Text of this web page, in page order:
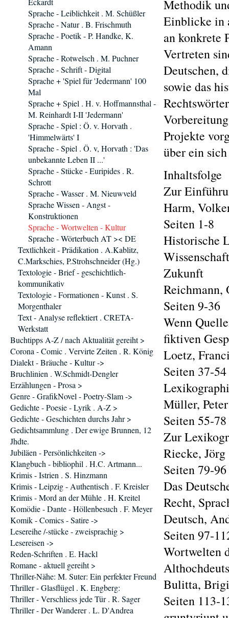
Methodik
Einblicke in
an konkrete
Vertreten
Deutschen,
sowie das
Projekte
über ein
Inhaltsfolge
Zur
Harm,
Seiten 1-8
Historische
Zukunft
Reichmann,
Seiten 9-36
Wenn
fiktiven
Loetz,
Seiten 37-54
Müller,
Seiten 55-78
Zur
Riecke, Jörg
Seiten 79-96
Das
Recht,
Deutsch,
Seiten 97-
Wortwelten
Bulitta,
Seiten 113-
Sprache - Leiblichkeit . M. Schüßler
Sprache - Natur . B. Frischmuth
Sprache - Poetik - P. Handke, K.
Amann
Sprache - Rotwelsch . M. Puchner
Sprache - Schrift - Digital
Sprache + 'Spiel für 'Jedermann' 100
Mal
Sprache + Spiel . H. v. Hoffmannsthal -
M. Reinhardt I-II 'Jedermann'
Sprache - Spiel : Ö. v. Horvath .
'Himmelwärts' I
Sprache - Spiel . Ö. v, Horvath : 'Das
unbekannte Leben II ...'
Sprache - Stücke - Euripides . R.
Schrott
Sprache - Wasser . M. Nieuwveld
Sprache Wissen - Angst -
Konstruktionen
Sprache - Wortwelten - Kultur
Sprache - Wörterbuch AT >< DE
Textlichkeit - Prädikation . A.Kablitz,
C.Markschies, P.Strohschneider (Hg.)
Textologie - Brief - geschichtlich-
kommunikativ
Textologie - Formationen - Kunst . S.
Morgenthaler
Text - Analyse reflektiert . CRETA-
Werkstatt
Buchtipps A-Z / nach Aktualität gereiht >
Corona - Comic . Vervirte Zeiten . R. König
Dialekt - Bräuche - Kultur ->
Bruchlinien . W.Schmidt-Dengler
Erzählungen - Prosa >
Genre - GrafikNovel - Poetry-Slam ->
Gedichte - Poesie - Lyrik . A-Z >
Gedichte - Geschichten durchs Jahr >
Gedichtsammlung . Der ewige Brunnen, 12
Jhdte.
Jubiläen - Persönlichkeiten ->
Klangbuch - bibliophil . H.C. Artmann...
Krimis - Istrien . S. Hinzmann
Krimis - Leipzig - Authentisch . F. Kreisler
Krimis - Mord an der Mühle . H. Kreitel
Komödie - Dante - Höllenbesuch . F. Meyer
Komik - Comics - Satire ->
Lesereihe /-stücke - zweisprachig >
Lesereisen ->
Reden-Schriften . E. Hackl
Romane - aktuell gereiht >
Thriller-Nähe: M. Suter: Ein perfekter Freund
Thriller - Glasflügel . K. Engberg:
Thriller - Verschliess jede Tür . R. Sager
Thriller - Der Wanderer . L. D'Andrea